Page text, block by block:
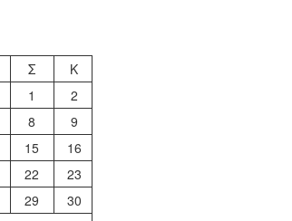
Σ
Κ
1
2
8
9
15
16
22
23
29
30